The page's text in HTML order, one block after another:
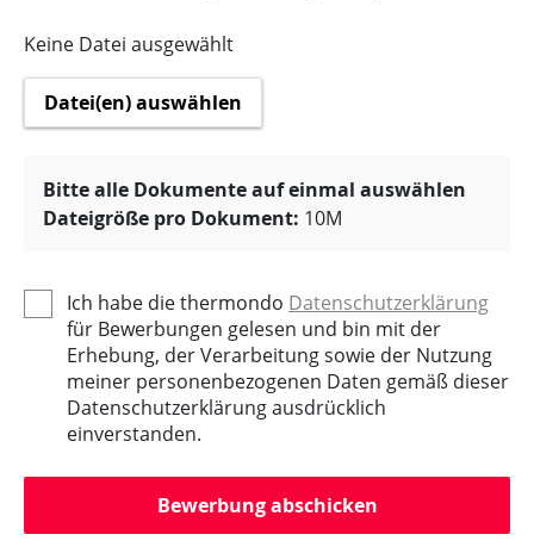
Keine Datei ausgewählt
Datei(en) auswählen
Bitte alle Dokumente auf einmal auswählen
Dateigröße pro Dokument: 10M
Ich habe die thermondo Datenschutzerklärung
für Bewerbungen gelesen und bin mit der
Erhebung, der Verarbeitung sowie der Nutzung
meiner personenbezogenen Daten gemäß dieser
Datenschutzerklärung ausdrücklich
einverstanden.
Bewerbung abschicken